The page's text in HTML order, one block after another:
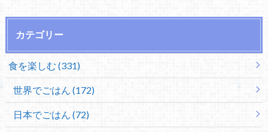
カテゴリー
食を楽しむ (331)
世界でごはん (172)
日本でごはん (72)